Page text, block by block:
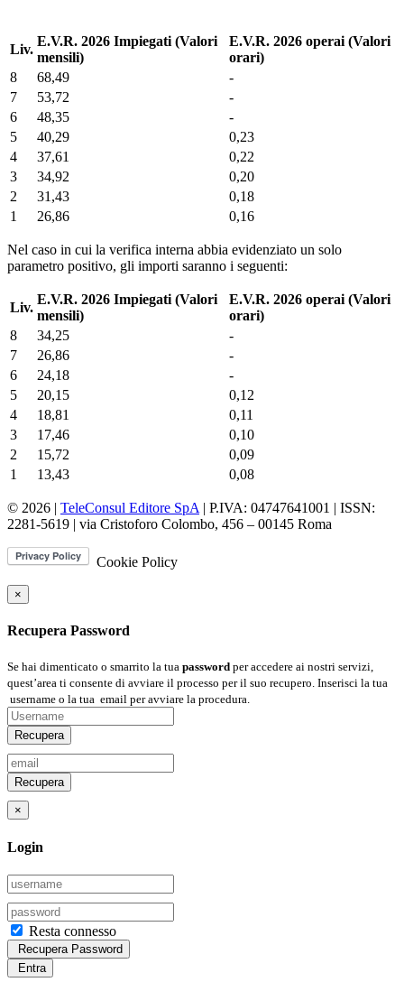
Liv.
E.V.R. 2026 Impiegati (Valori
mensili)
E.V.R. 2026 operai (Valori
orari)
8
68,49
-
7
53,72
-
6
48,35
-
5
40,29
0,23
4
37,61
0,22
3
34,92
0,20
2
31,43
0,18
1
26,86 0,16
Nel caso in cui la verifica interna abbia evidenziato un solo
parametro positivo, gli importi saranno i seguenti:
Liv.
E.V.R. 2026 Impiegati (Valori
mensili)
E.V.R. 2026 operai (Valori
orari)
8
34,25
-
7
26,86
-
6
24,18
-
5
20,15
0,12
4
18,81
0,11
3
17,46
0,10
2
15,72
0,09
1
13,43 0,08
© 2026 | TeleConsul Editore SpA | P.IVA: 04747641001 | ISSN:
2281-5619 | via Cristoforo Colombo, 456 – 00145 Roma
Cookie Policy
×
Recupera Password
Se hai dimenticato o smarrito la tua password per accedere ai nostri servizi,
quest’area ti consente di avviare il processo per il suo recupero. Inserisci la tua
username o la tua email per avviare la procedura.
Recupera
Recupera
×
Login
Resta connesso
Recupera Password
Entra